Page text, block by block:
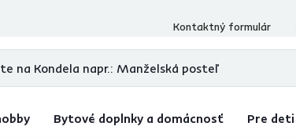
recenzií
Kontaktný formulár
Bytové doplnky a domácnosť Pre deti